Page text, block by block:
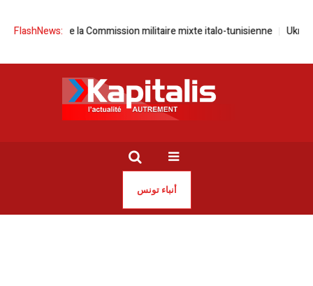
FlashNews:
à Tunis de la Commission militaire mixte italo-tunisienne Ukraine /
أنباء تونس